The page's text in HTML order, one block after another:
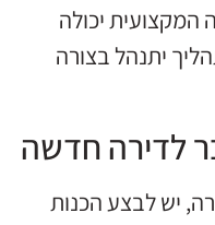
המקצועית יכולה
יתנהל בצורה
לדירה חדשה
יש לבצע הכנות